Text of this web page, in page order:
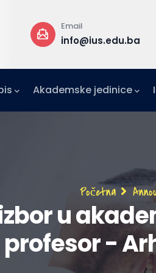
+387 33 957 101
Akademske jedinice
Početna
izbor u
profesor -